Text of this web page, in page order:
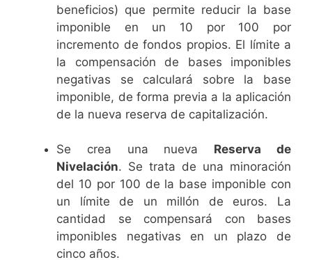
beneficios) que permite reducir la base
imponible en un 10 por 100 por
incremento de fondos propios. El límite a
la compensación de bases imponibles
negativas se calculará sobre la base
imponible, de forma previa a la aplicación
de la nueva reserva de capitalización.
Se crea una nueva Reserva de
Nivelación. Se trata de una minoración
del 10 por 100 de la base imponible con
un límite de un millón de euros. La
cantidad se compensará con bases
imponibles negativas en un plazo de
cinco años.